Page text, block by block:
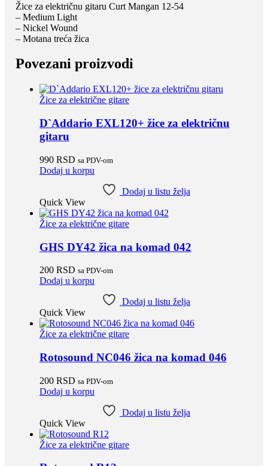
Žice za električnu gitaru Curt Mangan 12-54
– Medium Light
– Nickel Wound
– Motana treća žica
Povezani proizvodi
Žice za električne gitare
D`Addario EXL120+ žice za električnu
gitaru
990 RSD sa PDV-om
Dodaj u korpu
Dodaj u listu želja
Quick View
Žice za električne gitare
GHS DY42 žica na komad 042
200 RSD sa PDV-om
Dodaj u korpu
Dodaj u listu želja
Quick View
Žice za električne gitare
Rotosound NC046 žica na komad 046
200 RSD sa PDV-om
Dodaj u korpu
Dodaj u listu želja
Quick View
Žice za električne gitare